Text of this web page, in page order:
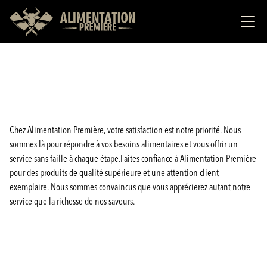
Chez Alimentation Première, votre satisfaction est notre priorité. Nous
sommes là pour répondre à vos besoins alimentaires et vous offrir un
service sans faille à chaque étape.Faites confiance à Alimentation Première
pour des produits de qualité supérieure et une attention client
exemplaire. Nous sommes convaincus que vous apprécierez autant notre
service que la richesse de nos saveurs.